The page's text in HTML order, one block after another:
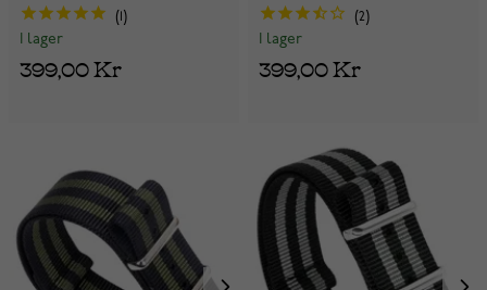
I lager
399,00 Kr
2
I lager
399,00 Kr